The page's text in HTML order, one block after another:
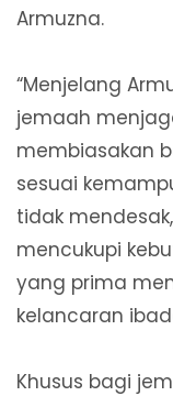
Armuzna.
“Menjelang
jemaah
membiasakan
sesuai
tidak
mencukupi
yang prima
kelancaran
Khusus bagi